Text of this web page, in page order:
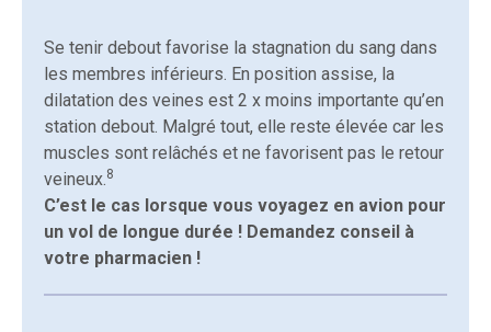
Se tenir debout favorise la stagnation du sang dans
les membres inférieurs. En position assise, la
dilatation des veines est 2 x moins importante qu’en
station debout. Malgré tout, elle reste élevée car les
muscles sont relâchés et ne favorisent pas le retour
veineux. 8
C’est le cas lorsque vous voyagez en avion pour
un vol de longue durée ! Demandez conseil à
votre pharmacien !